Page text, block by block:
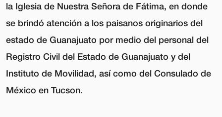
la Iglesia de Nuestra Señora de Fátima, en donde
se brindó atención a los paisanos originarios del
estado de Guanajuato por medio del personal del
Registro Civil del Estado de Guanajuato y del
Instituto de Movilidad, así como del Consulado de
México en Tucson.